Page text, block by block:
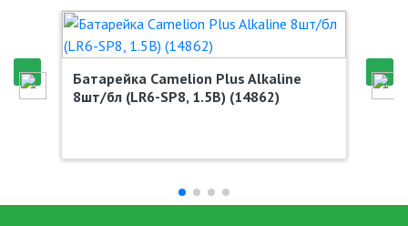
Батарейка Camelion Plus Alkaline
8шт/бл (LR6-SP8, 1.5В) (14862)